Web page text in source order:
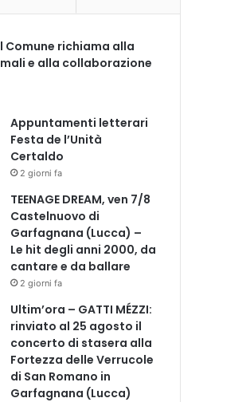
Comune richiama alla
e alla collaborazione
Appuntamenti letterari
Festa de l’Unità
Certaldo
2 giorni fa
TEENAGE DREAM, ven 7/8
Castelnuovo di
Garfagnana (Lucca) –
Le hit degli anni 2000, da
cantare e da ballare
2 giorni fa
Ultim’ora – GATTI MÉZZI:
rinviato al 25 agosto il
concerto di stasera alla
Fortezza delle Verrucole
di San Romano in
Garfagnana (Lucca)